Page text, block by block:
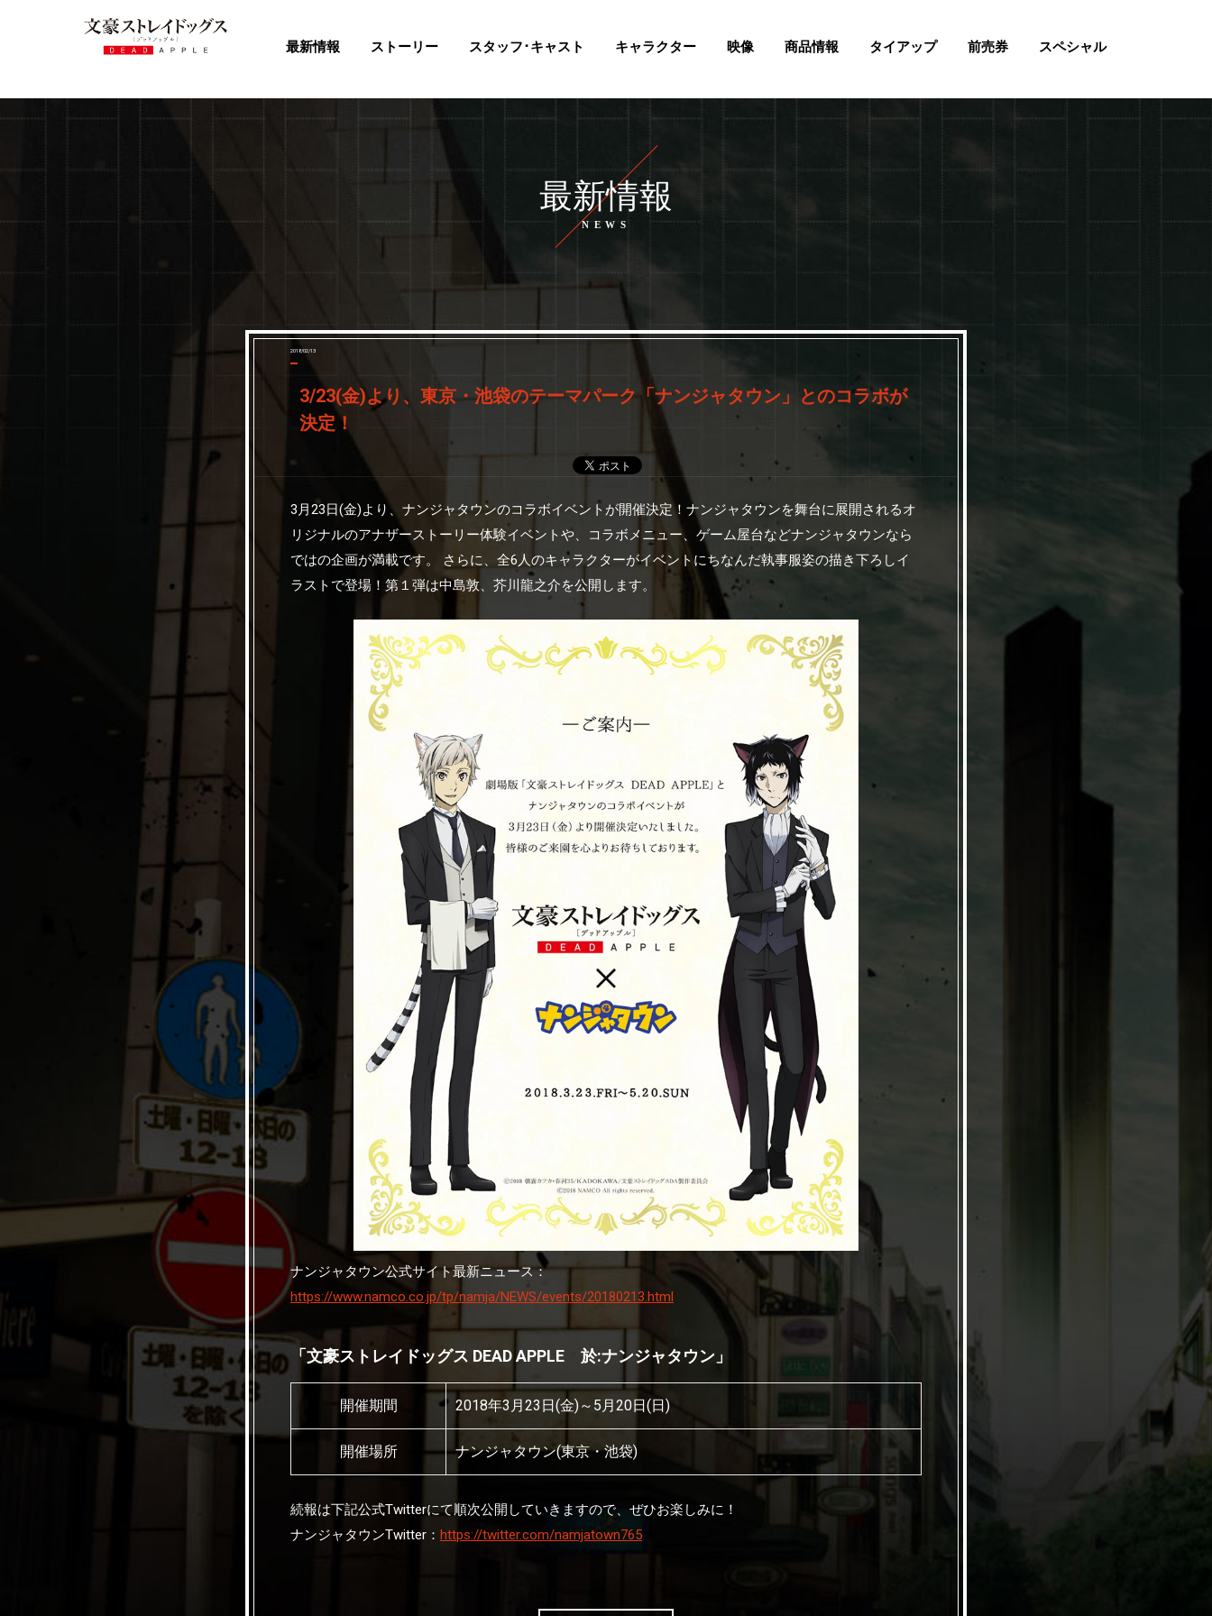
スタッフ・キャスト
キャラクター
商品情報
スペシャル
最新情報 ストーリー スタッフ･キャスト キャラクター 映像 商品情報 タイアップ 前売券 スペシャル
最新情報
2018/02/13
3/23(金)より、東京・池袋のテーマパーク「ナンジャタウン」とのコラボが
決定！
3月23日(金)より、ナンジャタウンのコラボイベントが開催決定！ナンジャタウンを舞台に展開されるオ
リジナルのアナザーストーリー体験イベントや、コラボメニュー、ゲーム屋台などナンジャタウンなら
ではの企画が満載です。 さらに、全6人のキャラクターがイベントにちなんだ執事服姿の描き下ろしイ
ラストで登場！第１弾は中島敦、芥川龍之介を公開します。
ナンジャタウン公式サイト最新ニュース：
https://www.namco.co.jp/tp/namja/NEWS/events/20180213.html
「文豪ストレイドッグス DEAD APPLE 於:ナンジャタウン」
開催期間 2018年3月23日(金)～5月20日(日)
開催場所 ナンジャタウン(東京・池袋)
続報は下記公式Twitterにて順次公開していきますので、ぜひお楽しみに！
ナンジャタウンTwitter： https://twitter.com/namjatown765